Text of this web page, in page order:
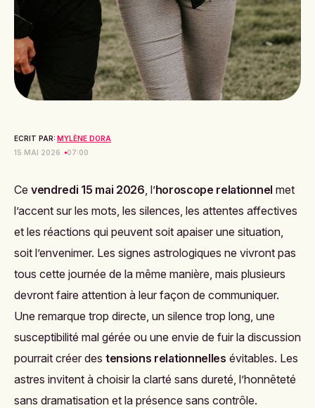
ECRIT PAR: MYLÈNE DORA
15 MAI 2026
07:00
Ce vendredi 15 mai 2026, l’horoscope relationnel met
l’accent sur les mots, les silences, les attentes affectives
et les réactions qui peuvent soit apaiser une situation,
soit l’envenimer. Les signes astrologiques ne vivront pas
tous cette journée de la même manière, mais plusieurs
devront faire attention à leur façon de communiquer.
Une remarque trop directe, un silence trop long, une
susceptibilité mal gérée ou une envie de fuir la discussion
pourrait créer des tensions relationnelles évitables. Les
astres invitent à choisir la clarté sans dureté, l’honnêteté
sans dramatisation et la présence sans contrôle.